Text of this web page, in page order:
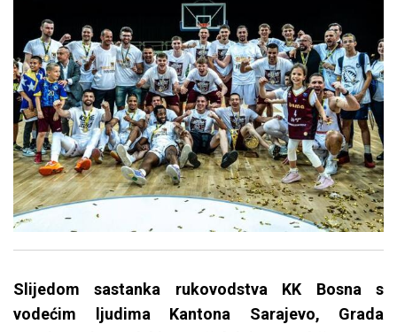
Slijedom sastanka rukovodstva KK Bosna s
vodećim ljudima Kantona Sarajevo, Grada